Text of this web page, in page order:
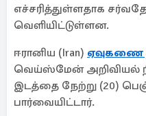
எச்சரித்துள்ளதாக
வெளியிட்டுள்ளன.
ஈரானிய (Iran) ஏவுகணை
வெய்ஸ்மேன் அறிவியல்
இடத்தை நேற்று (20)
பார்வையிட்டார்.